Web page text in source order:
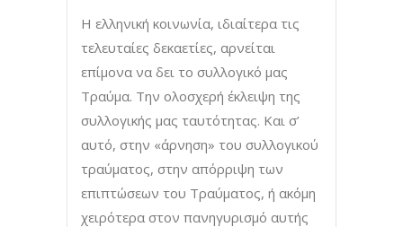
Η ελληνική κοινωνία, ιδιαίτερα τις
τελευταίες δεκαετίες, αρνείται
επίμονα να δει το συλλογικό μας
Τραύμα. Την ολοσχερή έκλειψη της
συλλογικής μας ταυτότητας. Και σ’
αυτό, στην «άρνηση» του συλλογικού
τραύματος, στην απόρριψη των
επιπτώσεων του Τραύματος, ή ακόμη
χειρότερα στον πανηγυρισμό αυτής